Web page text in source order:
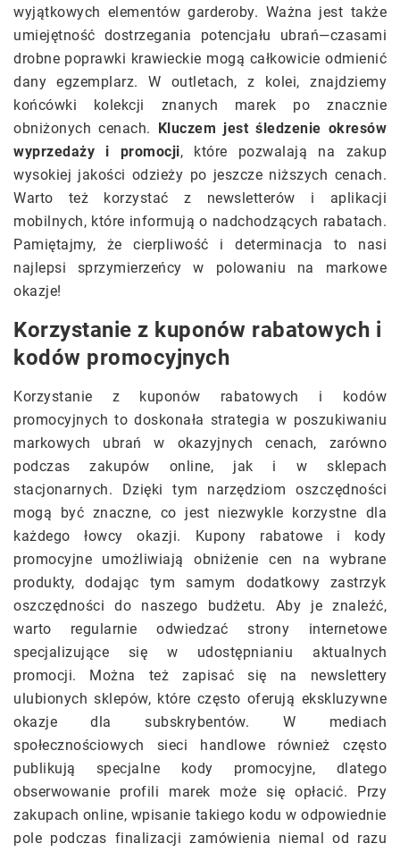
wyjątkowych elementów garderoby. Ważna jest także
umiejętność dostrzegania potencjału ubrań—czasami
drobne poprawki krawieckie mogą całkowicie odmienić
dany egzemplarz. W outletach, z kolei, znajdziemy
końcówki kolekcji znanych marek po znacznie
obniżonych cenach.
Kluczem jest śledzenie okresów
wyprzedaży i promocji, które pozwalają na zakup
wysokiej jakości odzieży po jeszcze niższych cenach.
Warto też korzystać z newsletterów i aplikacji
mobilnych, które informują o nadchodzących rabatach.
Pamiętajmy, że cierpliwość i determinacja to nasi
najlepsi sprzymierzeńcy w polowaniu na markowe
okazje!
Korzystanie z kuponów rabatowych i
kodów promocyjnych
Korzystanie z kuponów rabatowych i kodów
promocyjnych to doskonała strategia w poszukiwaniu
markowych ubrań w okazyjnych cenach, zarówno
podczas zakupów online, jak i w sklepach
stacjonarnych. Dzięki tym narzędziom oszczędności
mogą być znaczne, co jest niezwykle korzystne dla
każdego łowcy okazji. Kupony rabatowe i kody
promocyjne umożliwiają obniżenie cen na wybrane
produkty, dodając tym samym dodatkowy zastrzyk
oszczędności do naszego budżetu. Aby je znaleźć,
warto regularnie odwiedzać strony internetowe
specjalizujące się w udostępnianiu aktualnych
promocji. Można też zapisać się na newslettery
ulubionych sklepów, które często oferują ekskluzywne
okazje dla subskrybentów. W mediach
społecznościowych sieci handlowe również często
publikują specjalne kody promocyjne, dlatego
obserwowanie profili marek może się opłacić. Przy
zakupach online, wpisanie takiego kodu w odpowiednie
pole podczas finalizacji zamówienia niemal od razu